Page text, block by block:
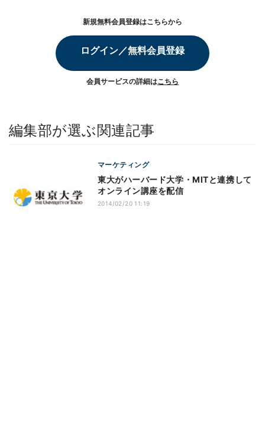
新規無料会員登録はこちらから
ログイン／無料会員登録
会員サービスの詳細はこちら
編集部が選ぶ関連記事
マーケティング
東大がハーバード大学・MITと連携して
オンライン講座を配信
2014/02/20 11:19